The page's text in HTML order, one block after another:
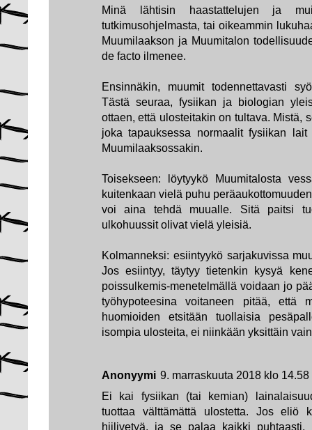
Minä lähtisin haastattelujen ja
tutkimusohjelmasta, tai oikeammin
Muumilaakson ja Muumitalon
de facto ilmenee.
Ensinnäkin, muumit todennettavasti
Tästä seuraa, fysiikan ja biologian
ottaen, että ulosteitakin on tultava. Mistä,
joka tapauksessa normaalit fysiikan
Muumilaaksossakin.
Toisekseen: löytyykö Muumitalosta
kuitenkaan vielä puhu
voi aina tehdä muualle. Sitä paitsi
ulkohuussit olivat vielä yleisiä.
Kolmanneksi: esiintyykö sarjakuvissa
Jos esiintyy, täytyy tietenkin kysyä
poissulkemis-menetelmällä voidaan jo
työhypoteesina voitaneen pitää, että
huomioiden etsitään tuollaisia
isompia ulosteita, ei niinkään yksittäin
Anonyymi 9. marraskuuta 2018 klo 14.58
Ei kai fysiikan (tai kemian)
tuottaa välttämättä ulostetta. Jos eliö
hiilivetyä, ja se palaa kaikki